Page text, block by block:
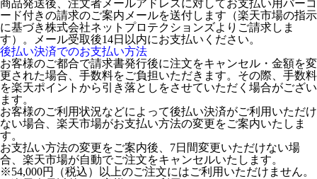
商品発送後、注文者メールアドレスに対してお支払い用バーコ
ード付きの請求のご案内メールを送付します（楽天市場の指示
に基づき株式会社ネットプロテクションズよりご請求しま
す）。メール受取後14日以内にお支払いください。
後払い決済でのお支払い方法
お客様のご都合で請求書発行後に注文をキャンセル・金額を変
更された場合、手数料をご負担いただきます。その際、手数料
を楽天ポイントから引き落としをさせていただく場合がござい
ます。
お客様のご利用状況などによって後払い決済がご利用いただけ
ない場合、楽天市場がお支払い方法の変更をご案内いたしま
す。
お支払い方法の変更をご案内後、7日間変更いただけない場
合、楽天市場が自動でご注文をキャンセルいたします。
※54,000円（税込）以上のご注文にはご利用いただけません。